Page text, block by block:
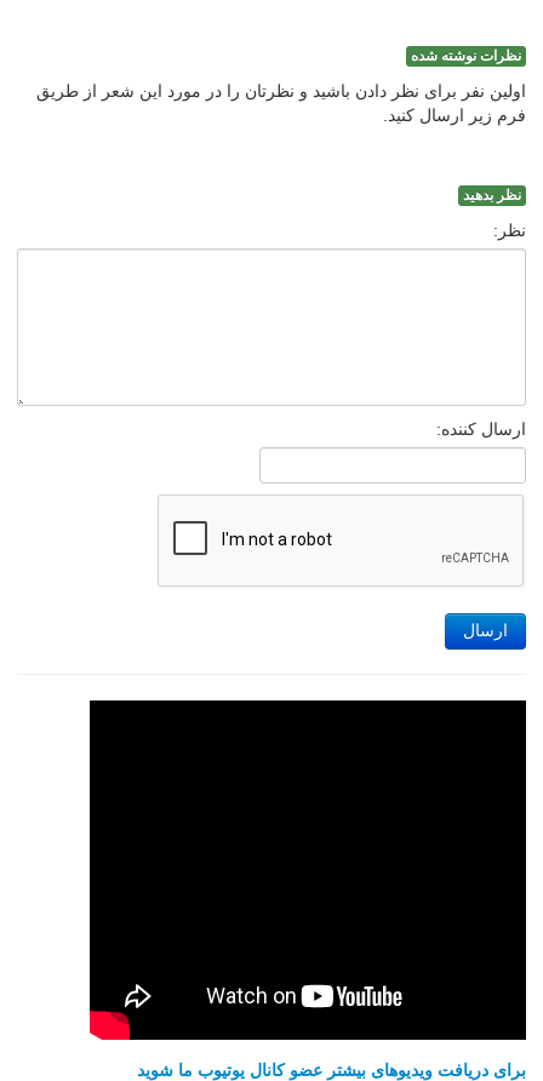
نظرات نوشته شده
اولین نفر برای نظر دادن باشید و نظرتان را در مورد این شعر از طریق
فرم زیر ارسال کنید.
نظر بدهید
نظر:
ارسال کننده:
ارسال
برای دریافت ویدیوهای بیشتر عضو کانال یوتیوب ما شوید